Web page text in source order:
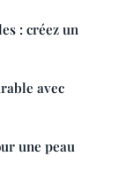
: créez un
avec
une peau